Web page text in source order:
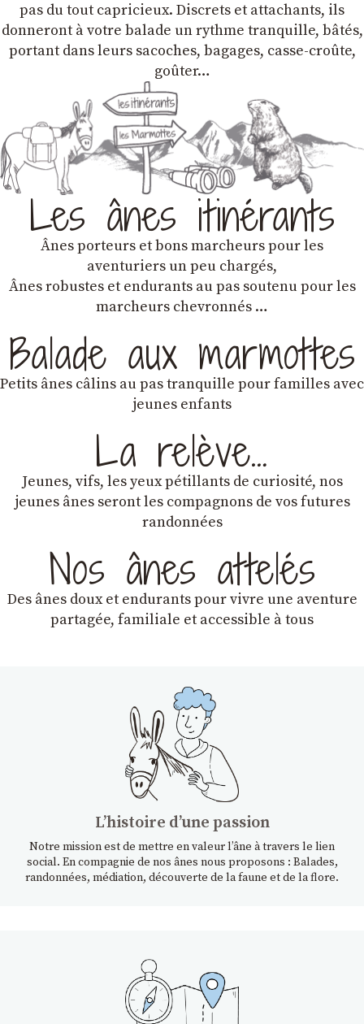
pas du tout capricieux. Discrets et attachants, ils
donneront à votre balade un rythme tranquille, bâtés,
portant dans leurs sacoches, bagages, casse-croûte,
goûter…
Les ânes itinérants
Ânes porteurs et bons marcheurs pour les
aventuriers un peu chargés,
Ânes robustes et endurants au pas soutenu pour les
marcheurs chevronnés …
Balade aux marmottes
Petits ânes câlins au pas tranquille pour familles avec
jeunes enfants
La relève…
Jeunes, vifs, les yeux pétillants de curiosité, nos
jeunes ânes seront les compagnons de vos futures
randonnées
Nos ânes attelés
Des ânes doux et endurantspour vivre une aventure
partagée, familiale et accessible à tous
Lʼhistoire dʼune passion
Notre mission est de mettre en valeur l’âne à travers le lien
social. En compagnie de nos ânes nous proposons : Balades,
randonnées, médiation, découverte de la faune et de la flore.